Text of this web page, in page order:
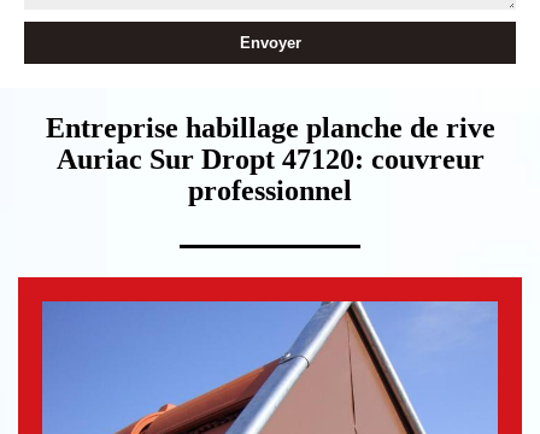
Entreprise habillage planche de rive
Auriac Sur Dropt 47120: couvreur
professionnel